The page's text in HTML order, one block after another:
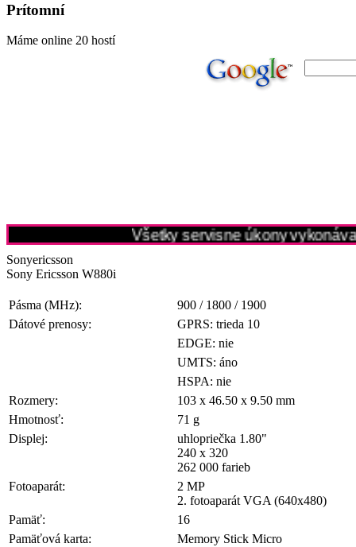
Prítomní
Máme online 20 hostí
Všetky servisne úkony
Sonyericsson
Sony Ericsson W880i
Pásma (MHz):
900 / 1800 / 1900
Dátové prenosy:
GPRS: trieda 10
EDGE: nie
UMTS: áno
HSPA: nie
Rozmery:
103 x 46.50 x 9.50 mm
Hmotnosť:
71 g
Displej:
uhlopriečka 1.80"
240 x 320
262 000 farieb
Fotoaparát:
2 MP
2. fotoaparát VGA (640x480)
Pamäť:
16
Pamäťová karta:
Memory Stick Micro